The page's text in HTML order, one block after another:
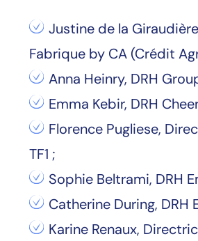
Justine de la
Fabrique by CA (Crédit
Anna Heinry, DRH
Emma Kebir, DRH
Florence Pugliese,
TF1 ;
Sophie Beltrami, DRH
Catherine During, DRH
Karine Renaux,